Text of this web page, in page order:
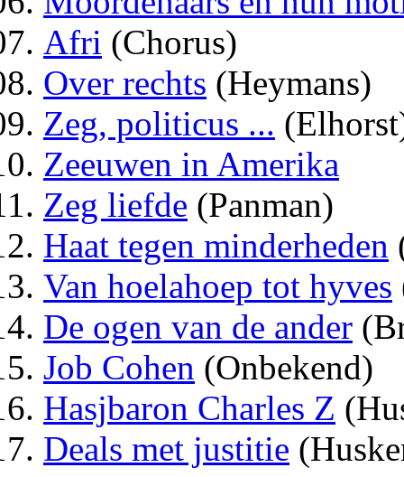
Afri (Chorus)
Over rechts (Heymans)
Zeg, politicus ...
Zeeuwen in Amerika
Zeg liefde (Panman)
Haat tegen minderheden
Van hoelahoep tot hyves
De ogen van de ander
Job Cohen (Onbekend)
Hasjbaron Charles Z
Deals met justitie